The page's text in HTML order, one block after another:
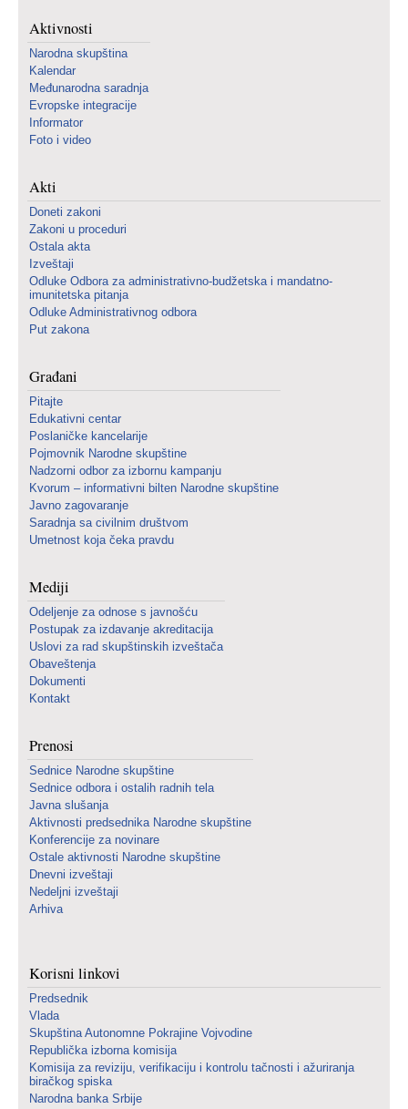
Aktivnosti
Narodna skupština
Kalendar
Međunarodna saradnja
Evropske integracije
Informator
Foto i video
Akti
Doneti zakoni
Zakoni u proceduri
Ostala akta
Izveštaji
Odluke Odbora za administrativno-budžetska i mandatno-
imunitetska pitanja
Odluke Administrativnog odbora
Put zakona
Građani
Pitajte
Edukativni centar
Poslaničke kancelarije
Pojmovnik Narodne skupštine
Nadzorni odbor za izbornu kampanju
Kvorum – informativni bilten Narodne skupštine
Javno zagovaranje
Saradnja sa civilnim društvom
Umetnost koja čeka pravdu
Mediji
Odeljenje za odnose s javnošću
Postupak za izdavanje akreditacija
Uslovi za rad skupštinskih izveštača
Obaveštenja
Dokumenti
Kontakt
Prenosi
Sednice Narodne skupštine
Sednice odbora i ostalih radnih tela
Javna slušanja
Aktivnosti predsednika Narodne skupštine
Konferencije za novinare
Ostale aktivnosti Narodne skupštine
Dnevni izveštaji
Nedeljni izveštaji
Arhiva
Korisni linkovi
Predsednik
Vlada
Skupština Autonomne Pokrajine Vojvodine
Republička izborna komisija
Komisija za reviziju, verifikaciju i kontrolu tačnosti i ažuriranja
biračkog spiska
Narodna banka Srbije